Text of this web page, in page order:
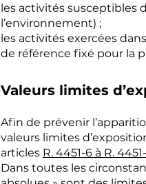
les activités susceptibles
l’environnement) ;
les activités exercées
de référence fixé pour la
Valeurs limites
Afin de prévenir
valeurs limites
articles R. 4451-6 à R.
Dans toutes les